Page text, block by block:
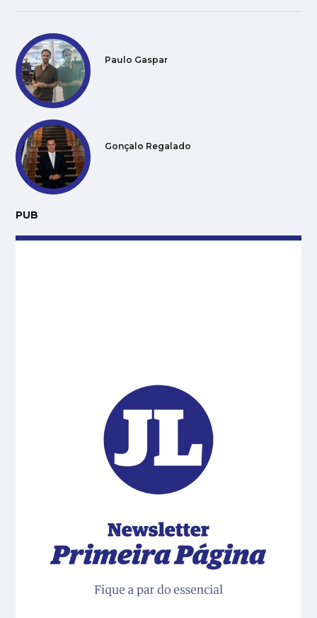
Paulo Gaspar
Gonçalo Regalado
PUB